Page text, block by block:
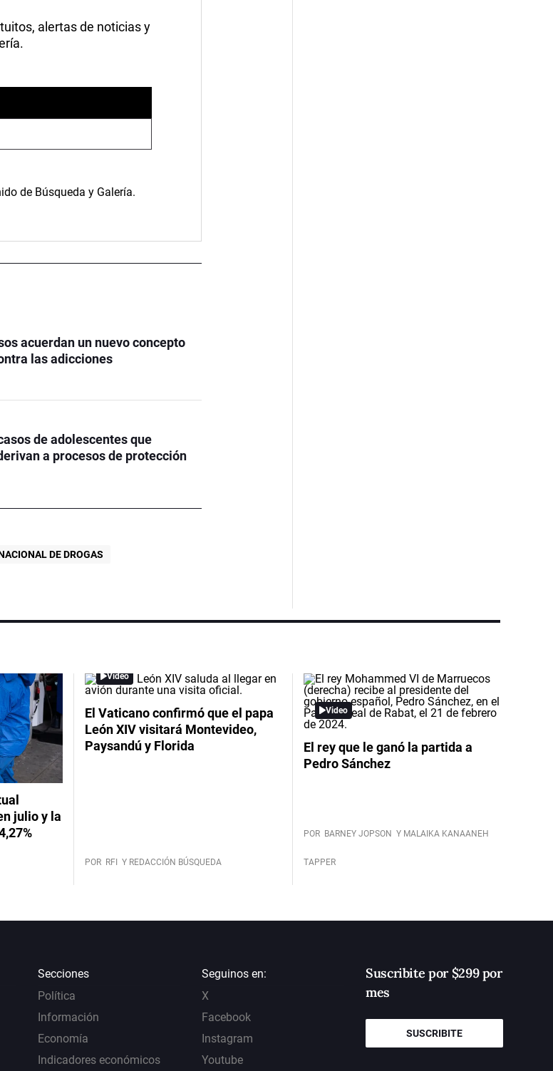
alertas de noticias y
de Búsqueda y Galería.
acuerdan un nuevo concepto
las adicciones
de adolescentes que
a procesos de protección
DE DROGAS
julio y la
Video
El Vaticano confirmó que el papa
León XIV visitará Montevideo,
Paysandú y Florida
POR RFI Y REDACCIÓN BÚSQUEDA
Video
El rey que le ganó la partida a
Pedro Sánchez
POR BARNEY JOPSON Y MALAIKA KANAANEH
TAPPER
Secciones
Política
Información
Economía
Indicadores económicos
Seguinos en:
X
Facebook
Instagram
Youtube
Suscribite por $299 por
mes
SUSCRIBITE